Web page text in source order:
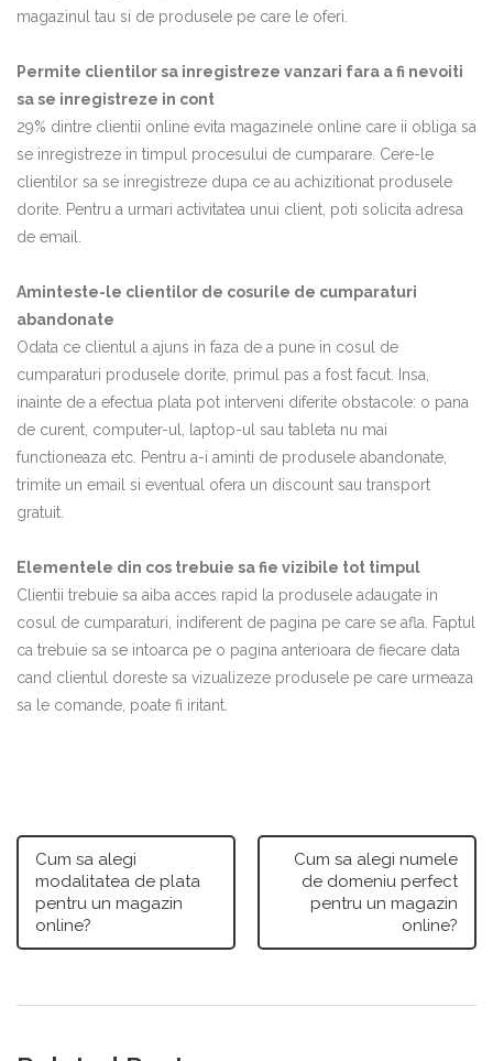
magazinul tau si de produsele pe care le oferi.
Permite clientilor sa inregistreze vanzari fara a fi nevoiti
sa se inregistreze in cont
29% dintre clientii online evita magazinele online care ii obliga sa
se inregistreze in timpul procesului de cumparare. Cere-le
clientilor sa se inregistreze dupa ce au achizitionat produsele
dorite. Pentru a urmari activitatea unui client, poti solicita adresa
de email.
Aminteste-le clientilor de cosurile de cumparaturi
abandonate
Odata ce clientul a ajuns in faza de a pune in cosul de
cumparaturi produsele dorite, primul pas a fost facut. Insa,
inainte de a efectua plata pot interveni diferite obstacole: o pana
de curent, computer-ul, laptop-ul sau tableta nu mai
functioneaza etc. Pentru a-i aminti de produsele abandonate,
trimite un email si eventual ofera un discount sau transport
gratuit.
Elementele din cos trebuie sa fie vizibile tot timpul
Clientii trebuie sa aiba acces rapid la produsele adaugate in
cosul de cumparaturi, indiferent de pagina pe care se afla. Faptul
ca trebuie sa se intoarca pe o pagina anterioara de fiecare data
cand clientul doreste sa vizualizeze produsele pe care urmeaza
sa le comande, poate fi iritant.
Cum sa alegi
modalitatea de plata
pentru un magazin
online?
Cum sa alegi numele
de domeniu perfect
pentru un magazin
online?